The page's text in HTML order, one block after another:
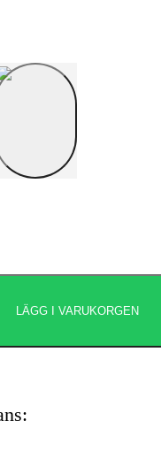
LÄGG I VARUKORGEN